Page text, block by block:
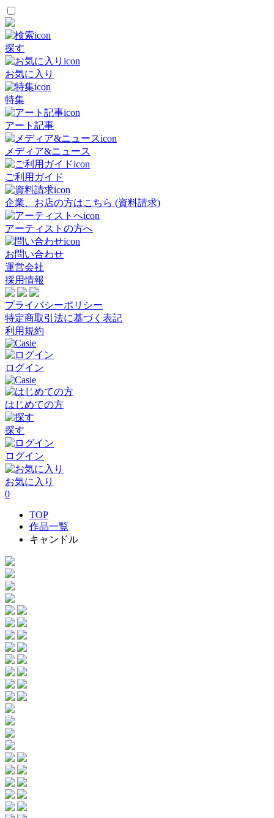
探す
お気に入り
特集
アート記事
メディア&ニュース
ご利用ガイド
企業、お店の方はこちら (資料請求)
アーティストの方へ
お問い合わせ
運営会社
採用情報
プライバシーポリシー
特定商取引法に基づく表記
利用規約
ログイン
はじめての方
探す
ログイン
お気に入り
0
TOP
作品一覧
キャンドル